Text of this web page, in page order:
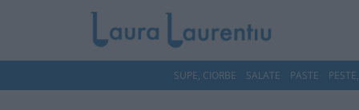
SUPE, CIORBE SALATE PASTE